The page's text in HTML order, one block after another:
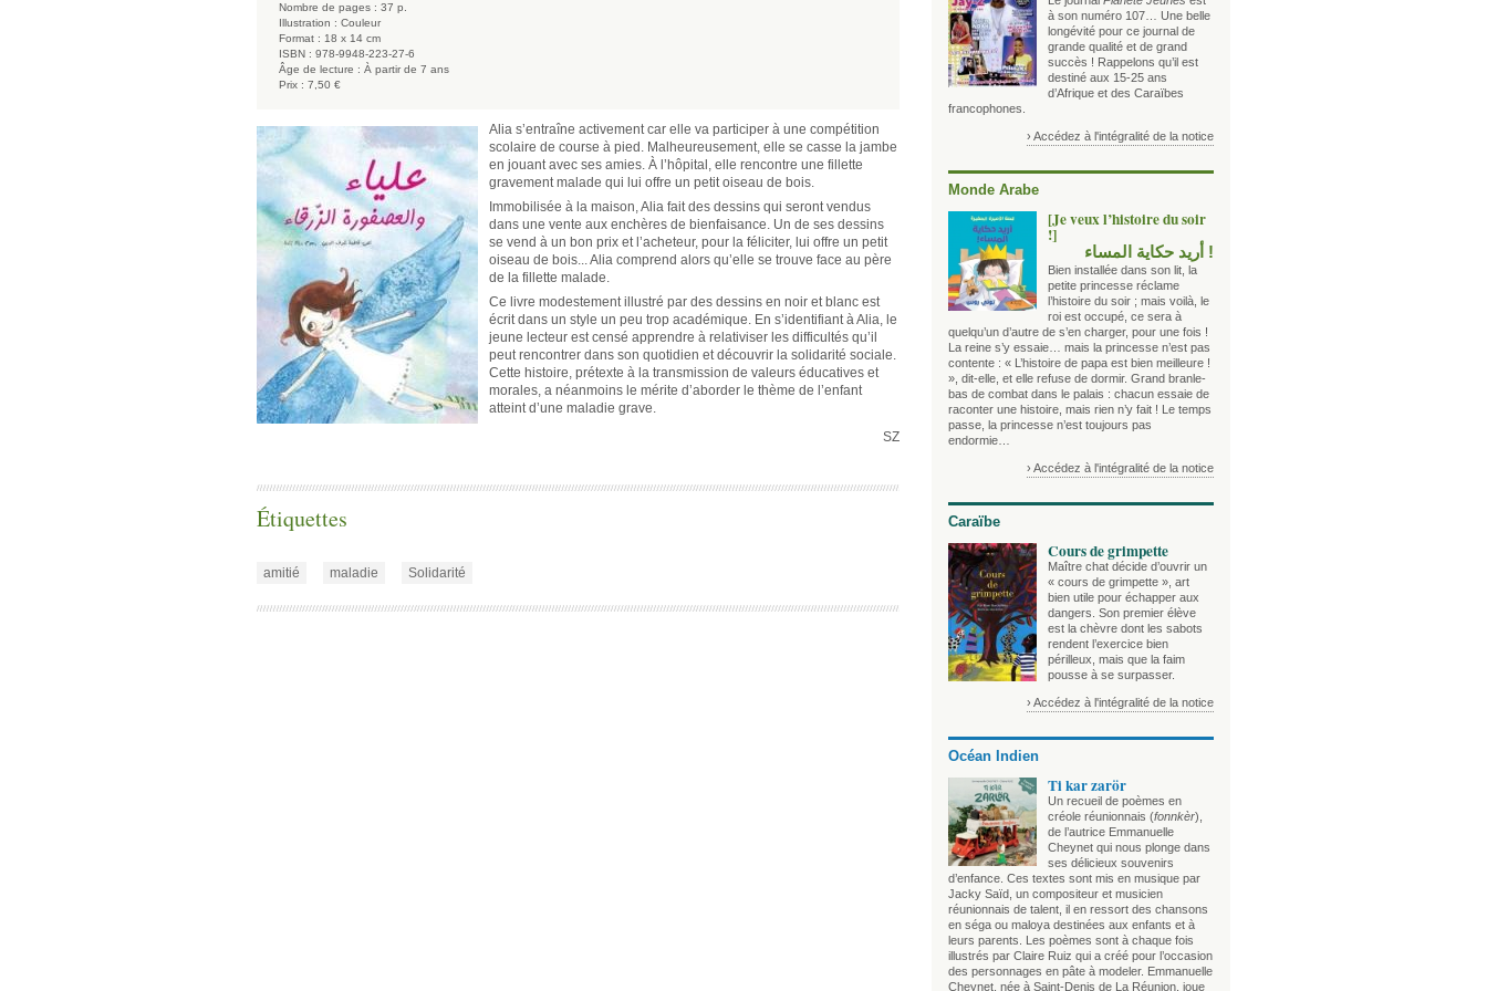
Nombre de pages : 37 p.
Illustration : Couleur
Format : 18 x 14 cm
ISBN : 978-9948-223-27-6
Âge de lecture : À partir de 7 ans
Prix : 7,50 €
Alia s’entraîne activement car elle va participer à une compétition
scolaire de course à pied. Malheureusement, elle se casse la jambe
en jouant avec ses amies. À l’hôpital, elle rencontre une fillette
gravement malade qui lui offre un petit oiseau de bois.
Immobilisée à la maison, Alia fait des dessins qui seront vendus
dans une vente aux enchères de bienfaisance. Un de ses dessins
se vend à un bon prix et l’acheteur, pour la féliciter, lui offre un petit
oiseau de bois... Alia comprend alors qu’elle se trouve face au père
de la fillette malade.
Ce livre modestement illustré par des dessins en noir et blanc est
écrit dans un style un peu trop académique. En s’identifiant à Alia, le
jeune lecteur est censé apprendre à relativiser les difficultés qu’il
peut rencontrer dans son quotidien et découvrir la solidarité sociale.
Cette histoire, prétexte à la transmission de valeurs éducatives et
morales, a néanmoins le mérite d’aborder le thème de l’enfant
atteint d’une maladie grave.
SZ
Étiquettes
amitié maladie Solidarité
à son numéro 107… Une belle
longévité pour ce journal de
grande qualité et de grand
succès ! Rappelons qu’il est
destiné aux 15-25 ans
d’Afrique et des Caraïbes
francophones.
› Accédez à l'intégralité de la notice
Monde Arabe
[Je veux l’histoire du soir
!]
! أريد حكاية المساء
Bien installée dans son lit, la
petite princesse réclame
l’histoire du soir ; mais voilà, le
roi est occupé, ce sera à
quelqu’un d’autre de s’en charger, pour une fois !
La reine s’y essaie… mais la princesse n’est pas
contente : « L’histoire de papa est bien meilleure !
», dit-elle, et elle refuse de dormir. Grand branle-
bas de combat dans le palais : chacun essaie de
raconter une histoire, mais rien n’y fait ! Le temps
passe, la princesse n’est toujours pas
endormie…
› Accédez à l'intégralité de la notice
Caraïbe
Cours de grimpette
Maître chat décide d’ouvrir un
« cours de grimpette », art
bien utile pour échapper aux
dangers. Son premier élève
est la chèvre dont les sabots
rendent l’exercice bien
périlleux, mais que la faim
pousse à se surpasser.
› Accédez à l'intégralité de la notice
Océan Indien
Ti kar zarör
Un recueil de poèmes en
créole réunionnais (fonnkèr),
de l’autrice Emmanuelle
Cheynet qui nous plonge dans
ses délicieux souvenirs
d’enfance. Ces textes sont mis en musique par
Jacky Saïd, un compositeur et musicien
réunionnais de talent, il en ressort des chansons
en séga ou maloya destinées aux enfants et à
leurs parents. Les poèmes sont à chaque fois
illustrés par Claire Ruiz qui a créé pour l’occasion
des personnages en pâte à modeler. Emmanuelle
Cheynet, née à Saint-Denis de La Réunion, joue